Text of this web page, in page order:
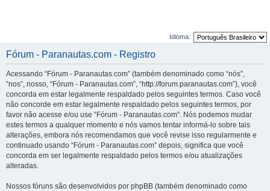
Idioma:
Fórum - Paranautas.com - Registro
Acessando “Fórum - Paranautas.com” (também denominado como “nós”,
“nos”, nosso, “Fórum - Paranautas.com”, “http://forum.paranautas.com”), você
concorda em estar legalmente respaldado pelos seguintes termos. Caso você
não concorde em estar legalmente respaldado pelos seguintes termos, por
favor não acesse e/ou use “Fórum - Paranautas.com”. Nós podemos mudar
estes termos a qualquer momento e nós vamos tentar informá-lo sobre tais
alterações, embora nós recomendamos que você revise isso regularmente e
continuado usando “Fórum - Paranautas.com” depois, significa que você
concorda em ser legalmente respaldado pelos termos e/ou atualizações
alteradas.
Nossos fóruns são desenvolvidos por phpBB (também denominado como